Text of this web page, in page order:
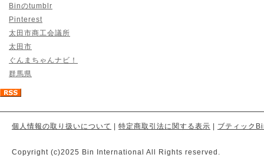
Binのtumblr
Pinterest
太田市商工会議所
太田市
ぐんまちゃんナビ！
群馬県
個人情報の取り扱いについて 特定商取引法に関する表示 ブティック
Copyright (c)2025 Bin International All Rights reserved.